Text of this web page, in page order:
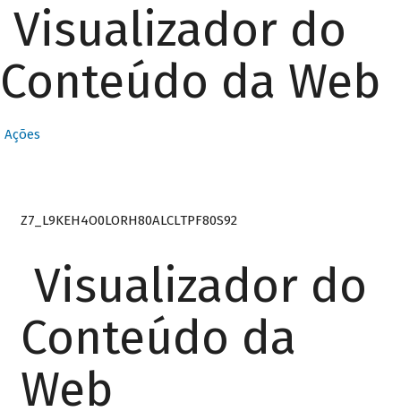
Visualizador do
Conteúdo da Web
Ações
Z7_L9KEH4O0LORH80ALCLTPF80S92
Visualizador do
Conteúdo da
Web